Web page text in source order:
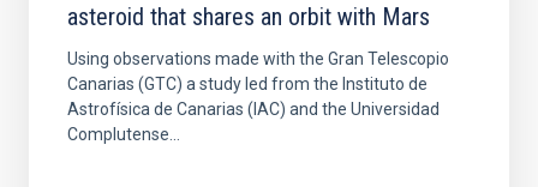
asteroid that shares an orbit with Mars
Using observations made with the Gran Telescopio
Canarias (GTC) a study led from the Instituto de
Astrofísica de Canarias (IAC) and the Universidad
Complutense...